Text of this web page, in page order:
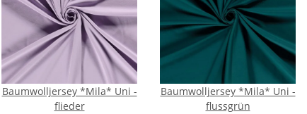
Baumwolljersey *Mila* Uni -
flieder
Baumwolljersey *Mila* Uni -
flussgrün